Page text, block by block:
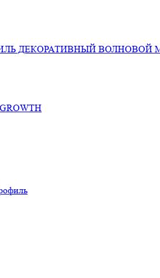
ДЕКОРАТИВНЫЙ ВОЛНОВОЙ